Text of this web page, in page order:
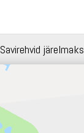
Savirehvid järelmaks